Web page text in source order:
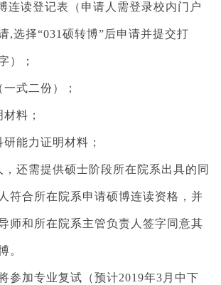
连读登记表（申请人需登录校内门户
,选择“031 硕转博”后申请并提交打
）；
式二份）；
料；
能力证明材料；
，还需提供硕士阶段所在院系出具的同
符合所在院系申请硕博连读资格，并
师和所在院系主管负责人签字同意其
。
参加专业复试（预计2019年3 月中下